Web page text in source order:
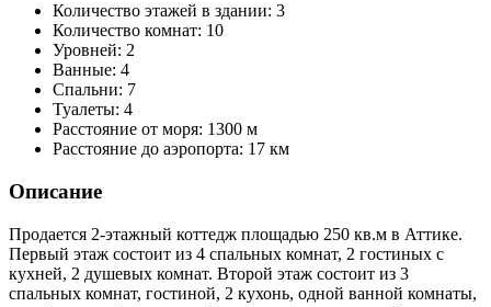
Количество этажей в здании: 3
Количество комнат: 10
Уровней: 2
Ванные: 4
Спальни: 7
Туалеты: 4
Расстояние от моря: 1300 м
Расстояние до аэропорта: 17 км
Описание
Продается 2-этажный коттедж площадью 250 кв.м в Аттике.
Первый этаж состоит из 4 спальных комнат, 2 гостиных с
кухней, 2 душевых комнат. Второй этаж состоит из 3
спальных комнат, гостиной, 2 кухонь, одной ванной комнаты,